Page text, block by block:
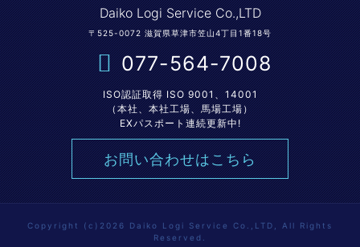
Daiko Logi Service Co.,LTD
〒525-0072 滋賀県草津市笠山4丁目1番18号
077-564-7008
ISO認証取得 ISO 9001、14001
（本社、本社工場、馬場工場）
EXパスポート連続更新中!
お問い合わせはこちら
Copyright (c)2026 Daiko Logi Service Co.,LTD, All Rights
Reserved.